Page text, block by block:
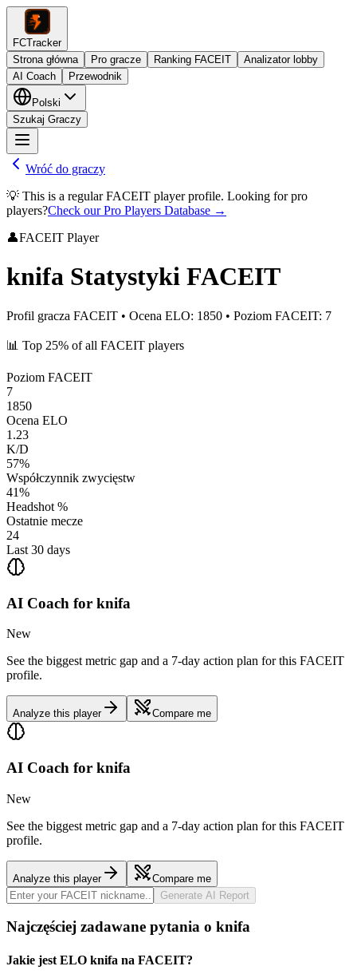
FCTracker
Strona główna
Pro gracze Ranking FACEIT
Analizator lobby
AI Coach
Przewodnik
Polski
Szukaj Graczy
Wróć do graczy
💡 This is a regular FACEIT player profile. Looking for pro
players?Check our Pro Players Database →
👤FACEIT Player
knifa Statystyki FACEIT
Profil gracza FACEIT • Ocena ELO: 1850 • Poziom FACEIT: 7
📊 Top 25% of all FACEIT players
Poziom FACEIT
7
1850
Ocena ELO
1.23
K/D
57%
Współczynnik zwycięstw
41%
Headshot %
Ostatnie mecze
24
Last 30 days
AI Coach for knifa
New
See the biggest metric gap and a 7-day action plan for this FACEIT
profile.
Analyze this player Compare me
AI Coach for knifa
New
See the biggest metric gap and a 7-day action plan for this FACEIT
profile.
Analyze this player
Compare me
Generate AI Report
Najczęściej zadawane pytania o knifa
Jakie jest ELO knifa na FACEIT?